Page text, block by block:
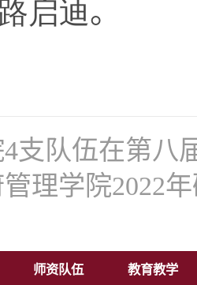
启迪。
支队伍在第八
理学院2022
师资队伍 教育教学